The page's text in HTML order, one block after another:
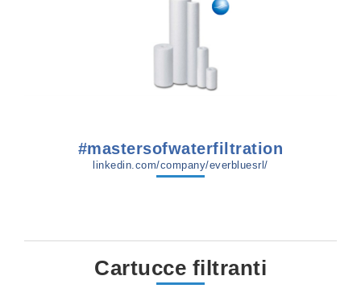
#mastersofwaterfiltration
linkedin.com/company/everbluesrl/
Cartucce filtranti